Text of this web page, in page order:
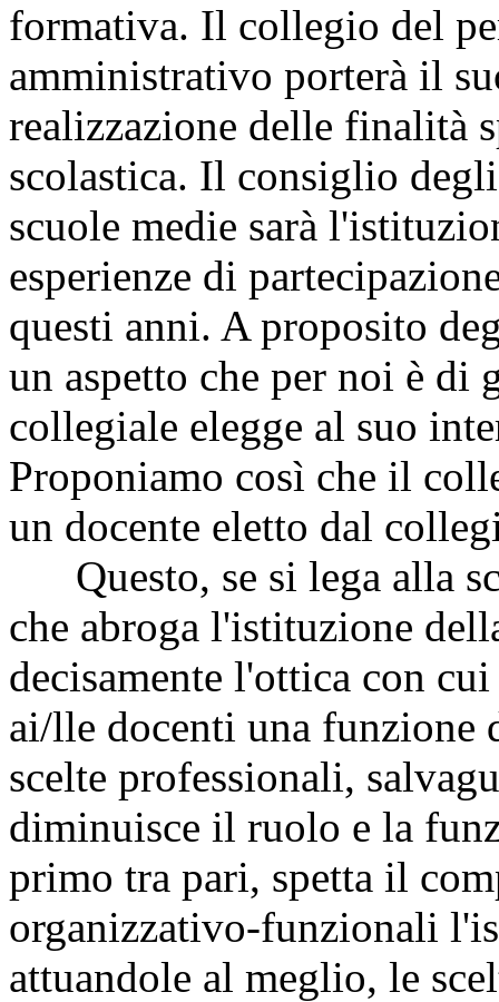
formativa. Il collegio del
amministrativo porterà il
realizzazione delle finalità
scolastica. Il consiglio
scuole medie sarà
esperienze di
questi anni. A proposito
un aspetto che per noi è di
collegiale elegge al suo
Proponiamo così che il
un docente eletto dal
Questo, se si lega alla
che abroga l'istituzione
decisamente l'ottica con
ai/lle docenti una funzione
scelte professionali,
diminuisce il ruolo e la
primo tra pari, spetta il
organizzativo-funzionali
attuandole al meglio, le